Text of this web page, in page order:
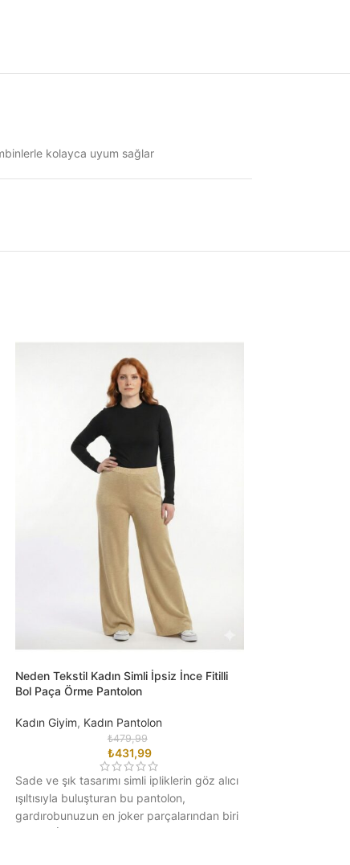
kolayca uyum sağlar
Neden Tekstil Kadın Simli İpsiz İnce Fitilli
Bol Paça Örme Pantolon
Kadın Giyim, Kadın Pantolon
₺479,99
₺431,99
Sade ve şık tasarımı simli ipliklerin göz alıcı
ışıltısıyla buluşturan bu pantolon,
gardırobunuzun en joker parçalarından biri